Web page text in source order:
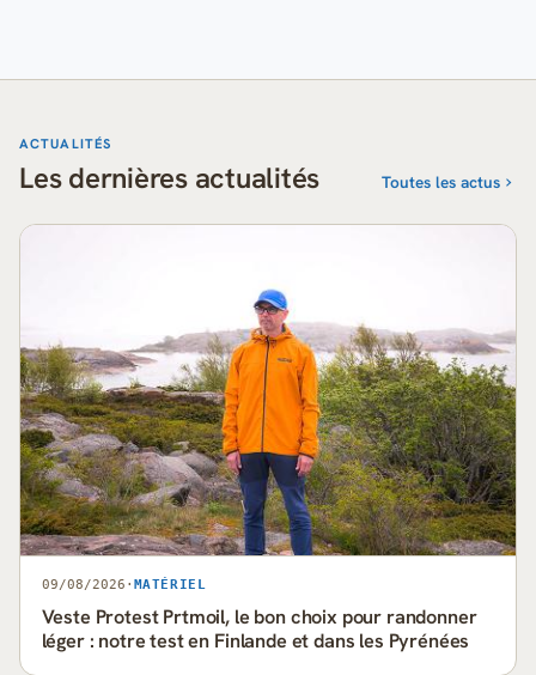
ACTUALITÉS
Les dernières actualités Toutes les actus
09/08/2026 · MATÉRIEL
Veste Protest Prtmoil, le bon choix pour randonner
léger : notre test en Finlande et dans les Pyrénées